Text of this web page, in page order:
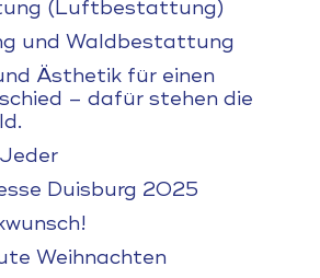
(Luftbestattung)
und Waldbestattung
Ästhetik für einen
– dafür stehen die
Duisburg 2025
Weihnachten